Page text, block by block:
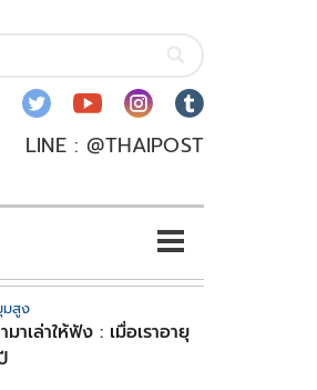
LINE : @THAIPOST
สูง
มาเล่าให้ฟัง : เมื่อเราอายุ